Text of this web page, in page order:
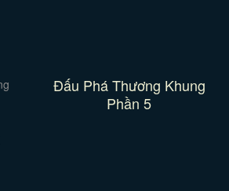
Đấu Phá Thương Khung
Phần 5